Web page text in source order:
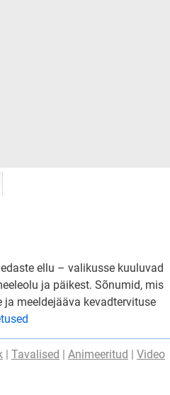
ellu – valikusse kuuluvad
ja päikest. Sõnumid, mis
meeldejääva kevadtervituse
| Tavalised | Animeeritud | Video